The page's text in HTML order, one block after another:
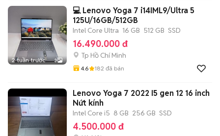
2 tuần trước 3
💻 Lenovo Yoga 7 i14IML9/Ultra 5
125U/16GB/512GB
Intel Core Ultra 16 GB 512 GB SSD
16.490.000 đ
Tp Hồ Chí Minh
4.6 182 đã bán
Lenovo Yoga 7 2022 I5 gen 12 16 inch
Nứt kính
Intel Core i5 8 GB 256 GB SSD
4.500.000 đ